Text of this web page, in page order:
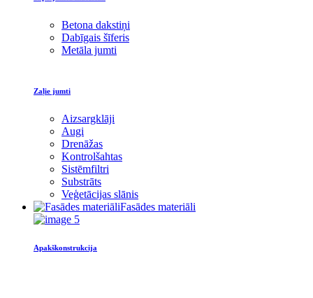
Betona dakstiņi
Dabīgais šīferis
Metāla jumti
Zaļie jumti
Aizsargklāji
Augi
Drenāžas
Kontrolšahtas
Sistēmfiltri
Substrāts
Veģetācijas slānis
Fasādes materiāli
Apakškonstrukcija